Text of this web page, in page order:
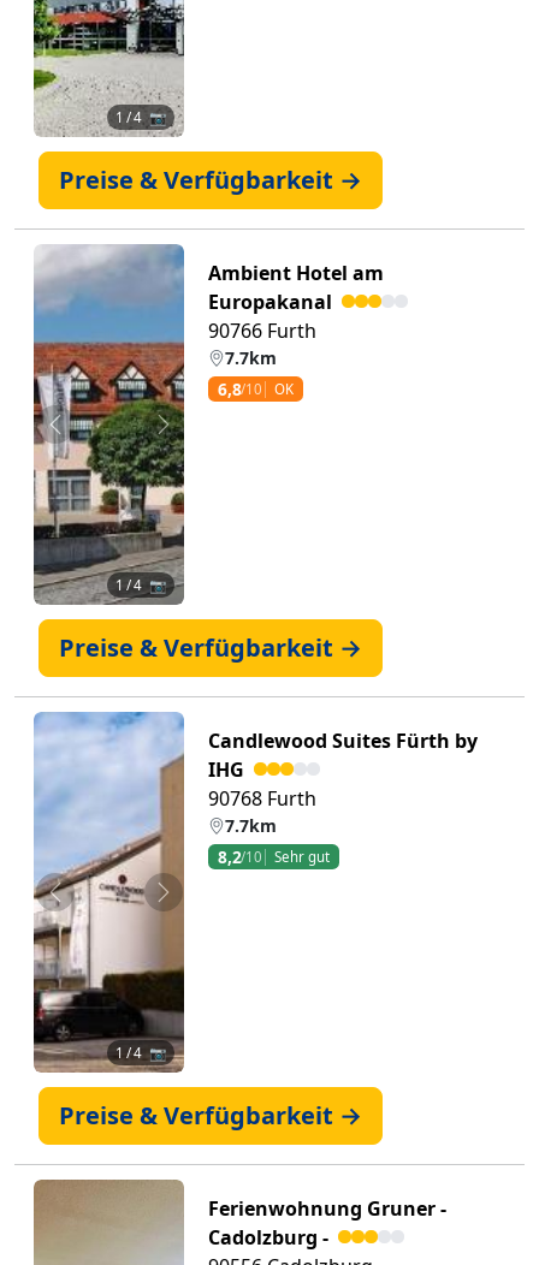
1 / 4 📷
Preise & Verfügbarkeit →
Zurück Weiter
1 / 4 📷
Ambient Hotel am
Europakanal
90766 Furth
7.7km
6,8/10 OK
Preise & Verfügbarkeit →
Zurück Weiter
1 / 4 📷
Candlewood Suites Fürth by
IHG
90768 Furth
7.7km
8,2/10 Sehr gut
Preise & Verfügbarkeit →
Ferienwohnung Gruner -
Cadolzburg -